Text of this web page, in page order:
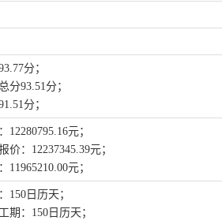
分；
分93.51分；
分；
12280795.16元；
价： 12237345.39元；
11965210.00元；
150 日历天；
期： 150日历天；